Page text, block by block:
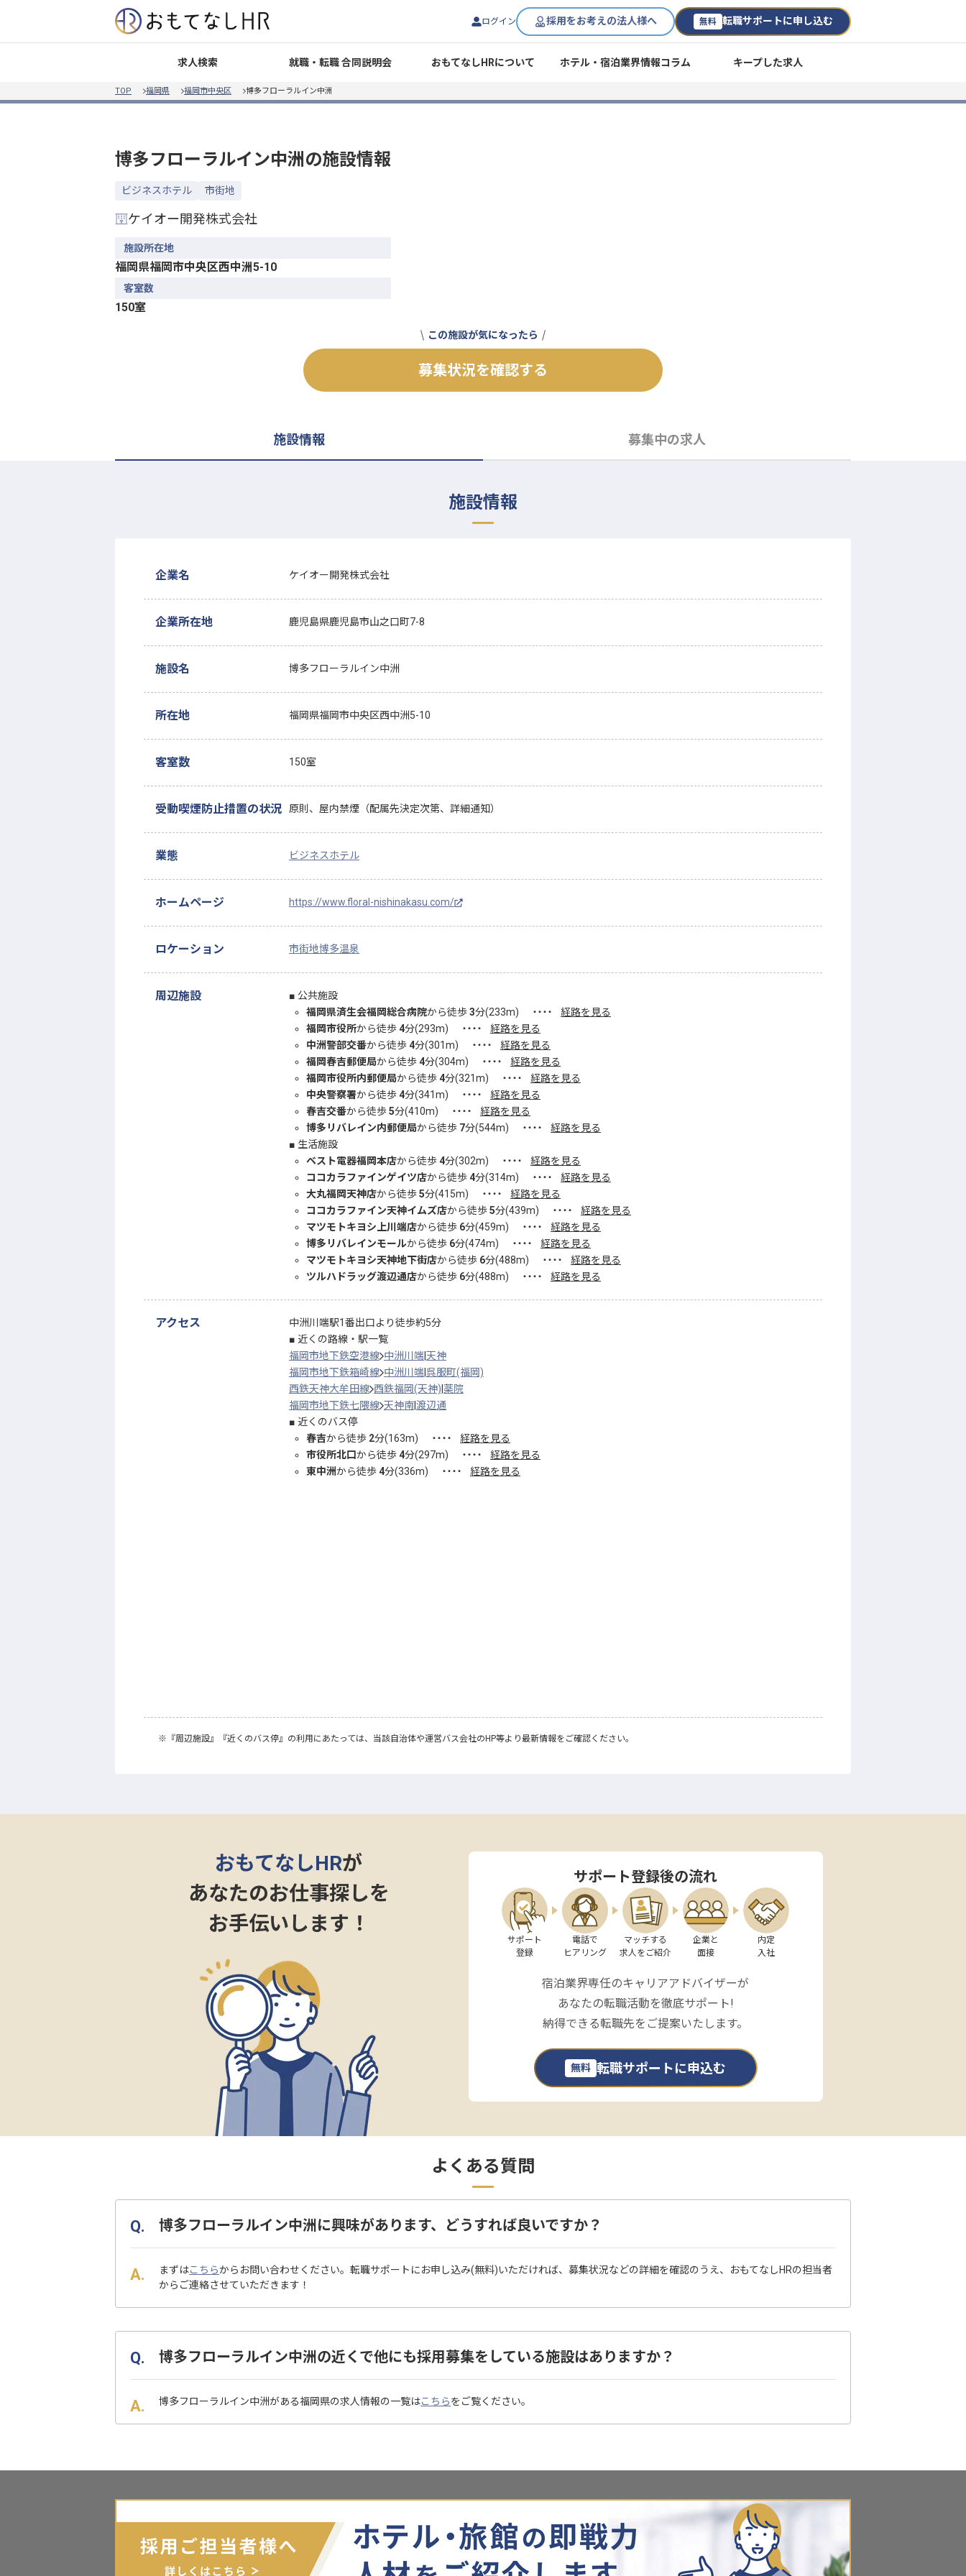
ログイン 採用をお考えの法人様へ 無料 転職サポートに申し込む
求人検索 就職・転職 合同説明会 おもてなしHRについて ホテル・宿泊業界情報コラム キープした求人
TOP 福岡県 福岡市中央区 博多フローラルイン中洲
博多フローラルイン中洲 の施設情報
ビジネスホテル 市街地
ケイオー開発株式会社
施設所在地
福岡県福岡市中央区西中洲5-10
客室数
150室
この施設が気になったら
募集状況を確認する
施設情報 募集中の求人
施設情報
企業名 ケイオー開発株式会社
企業所在地 鹿児島県鹿児島市山之口町7-8
施設名 博多フローラルイン中洲
所在地 福岡県福岡市中央区西中洲5-10
客室数 150室
受動喫煙防止措置の状況 原則、屋内禁煙（配属先決定次第、詳細通知）
業態 ビジネスホテル
ホームページ https://www.floral-nishinakasu.com/
ロケーション 市街地博多温泉
周辺施設
公共施設
福岡県済生会福岡総合病院から徒歩3分(233m) ・・・・
経路を見る
福岡市役所から徒歩4分(293m) ・・・・
経路を見る
中洲警部交番から徒歩4分(301m) ・・・・
経路を見る
福岡春吉郵便局から徒歩4分(304m) ・・・・
経路を見る
福岡市役所内郵便局から徒歩4分(321m) ・・・・
経路を見る
中央警察署から徒歩4分(341m) ・・・・
経路を見る
春吉交番から徒歩5分(410m) ・・・・
経路を見る
博多リバレイン内郵便局から徒歩 7分(544m) ・・・・
経路を見る
生活施設
ベスト電器福岡本店から徒歩4分(302m) ・・・・
経路を見る
ココカラファインゲイツ店から徒歩4分(314m) ・・・・
経路を見る
大丸福岡天神店から徒歩5分(415m) ・・・・
経路を見る
ココカラファイン天神イムズ店から徒歩5分(439m) ・・・・
経路を見る
マツモトキヨシ上川端店から徒歩 6分(459m) ・・・・
経路を見る
博多リバレインモールから徒歩 6分(474m) ・・・・
経路を見る
マツモトキヨシ天神地下街店から徒歩 6分(488m) ・・・・
経路を見る
ツルハドラッグ渡辺通店から徒歩 6分(488m) ・・・・ 経路を見る
アクセス
中洲川端駅1番出口より徒歩約5分
近くの路線・駅一覧
福岡市地下鉄空港線 中洲川端 天神
福岡市地下鉄箱崎線 中洲川端 呉服町(福岡)
西鉄天神大牟田線 西鉄福岡(天神) 薬院
福岡市地下鉄七隈線 天神南渡辺通
近くのバス停
春吉から徒歩 2分(163m) ・・・・
経路を見る
市役所北口から徒歩4分(297m) ・・・・
経路を見る
東中洲から徒歩4分(336m) ・・・・ 経路を見る
※ 『周辺施設』 『近くのバス停』 の利用にあたっては、当該自治体や運営バス会社のHP等より最新情報をご確認ください。
おもてなしHRが
あなたのお仕事探しを
お手伝いします！
サポート登録後の流れ
サポート
登録
電話で
ヒアリング
マッチする
求人をご紹介
企業と
面接
内定
入社
宿泊業界専任のキャリアアドバイザーが
あなたの転職活動を徹底サポート!
納得できる転職先をご提案いたします。
無料 転職サポートに申込む
よくある質問
博多フローラルイン中洲に興味があります、どうすれば良いですか？
まずはこちらからお問い合わせください。転職サポートにお申し込み(無料)いただければ、募集状況などの詳細を確認のうえ、おもてなしHRの担当者
からご連絡させていただきます！
博多フローラルイン中洲の近くで他にも採用募集をしている施設はありますか？
博多フローラルイン中洲がある福岡県の求人情報の一覧はこちらをご覧ください。